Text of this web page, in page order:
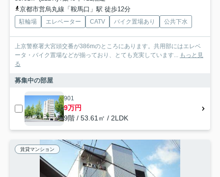
京都市営烏丸線「鞍馬口」駅 徒歩12分
駐輪場 エレベーター CATV バイク置場あり 公共下水
上京警察署大宮頭交番が386mのところにあります。共用部にはエレベ
ータ・バイク置場などが揃っており、とても充実しています... もっと見
る
募集中の部屋
901
9万円
9階 / 53.61㎡ / 2LDK
賃貸マンション